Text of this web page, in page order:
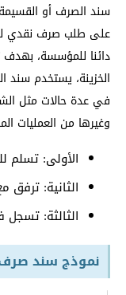
سند الصرف أو
على طلب صرف نقدي
دائنا للمؤسسة،
الخزينة، يستخدم سند
في عدة حالات مثل
وغيرها من العمليات
الأولى: تسلم
الثانية: ترفق
الثالثة:
نموذج سند صرف